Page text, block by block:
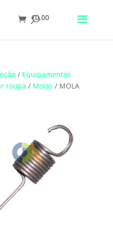
€0.00
/ Equipamentos
roupa / Molas / MOLA